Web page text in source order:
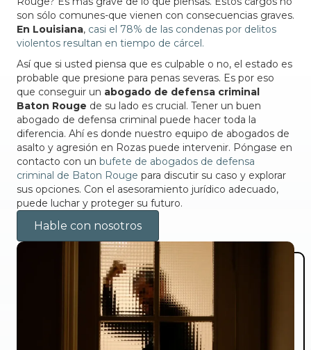
son sólo comunes-que vienen con consecuencias graves.
En Louisiana, casi el 78% de las condenas por delitos
violentos resultan en tiempo de cárcel.
Así que si usted piensa que es culpable o no, el estado es
probable que presione para penas severas. Es por eso
que conseguir un abogado de defensa criminal
Baton Rouge de su lado es crucial. Tener un buen
abogado de defensa criminal puede hacer toda la
diferencia. Ahí es donde nuestro equipo de abogados de
asalto y agresión en Rozas puede intervenir. Póngase en
contacto con un bufete de abogados de defensa
criminal de Baton Rouge para discutir su caso y explorar
sus opciones. Con el asesoramiento jurídico adecuado,
puede luchar y proteger su futuro.
Hable con nosotros